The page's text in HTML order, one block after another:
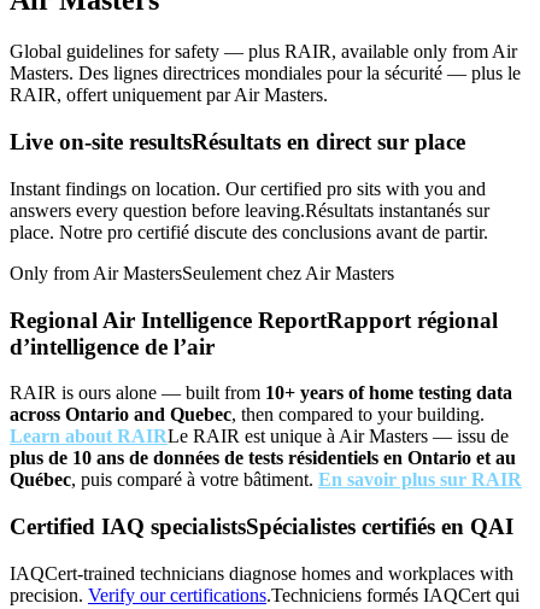
Global guidelines for safety — plus RAIR, available only from Air
Masters. Des lignes directrices mondiales pour la sécurité — plus le
RAIR, offert uniquement par Air Masters.
Live on-site resultsRésultats en direct sur place
Instant findings on location. Our certified pro sits with you and
answers every question before leaving.Résultats instantanés sur
place. Notre pro certifié discute des conclusions avant de partir.
Only from Air MastersSeulement chez Air Masters
Regional Air Intelligence ReportRapport régional
d’intelligence de l’air
RAIR is ours alone — built from 10+ years of home testing data
across Ontario and Quebec, then compared to your building.
Learn about RAIRLe RAIR est unique à Air Masters — issu de
plus de 10 ans de données de tests résidentiels en Ontario et au
Québec, puis comparé à votre bâtiment. En savoir plus sur RAIR
Certified IAQ specialistsSpécialistes certifiés en QAI
IAQCert-trained technicians diagnose homes and workplaces with
precision. Verify our certifications.Techniciens formés IAQCert qui